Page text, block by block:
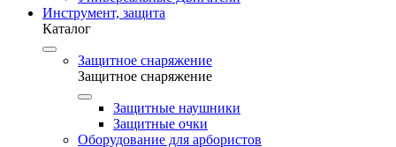
Инструмент, защита
Каталог
Защитное снаряжение
Защитное снаряжение
Защитные наушники
Защитные очки
Оборудование для арбористов